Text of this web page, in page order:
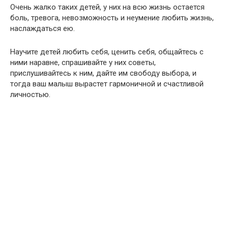
Очень жалко таких детей, у них на всю жизнь остается
боль, тревога, невозможность и неумение любить жизнь,
наслаждаться ею.
Научите детей любить себя, ценить себя, общайтесь с
ними наравне, спрашивайте у них советы,
прислушивайтесь к ним, дайте им свободу выбора, и
тогда ваш малыш вырастет гармоничной и счастливой
личностью.